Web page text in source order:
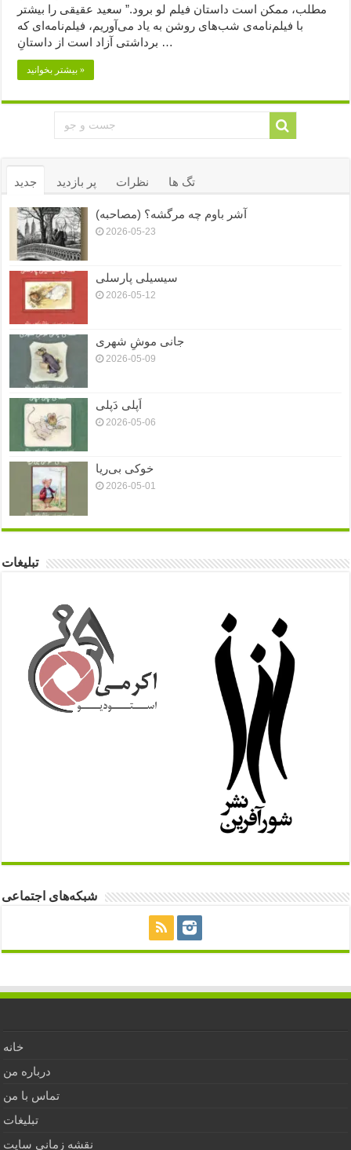
مطلب، ممکن است داستان فیلم لو برود.” سعید عقیقی را بیشتر
با فیلم‌نامه‌ی شب‌های روشن به یاد می‌آوریم، فیلم‌‌نامه‌ای که
برداشتی آزاد است از داستانِ …
بیشتر بخوانید »
جدید پر بازدید نظرات تگ ها
آشر باوم چه مرگشه؟ (مصاحبه)
2026-05-23
سیسیلی پارسلی
2026-05-12
جانی موشِ شهری
2026-05-09
اَپلی دَپلی
2026-05-06
خوکی بی‌ریا
2026-05-01
تبلیغات
شبکه‌های اجتماعی
خانه
درباره من
تماس با من
تبلیغات
نقشه زمانی سایت